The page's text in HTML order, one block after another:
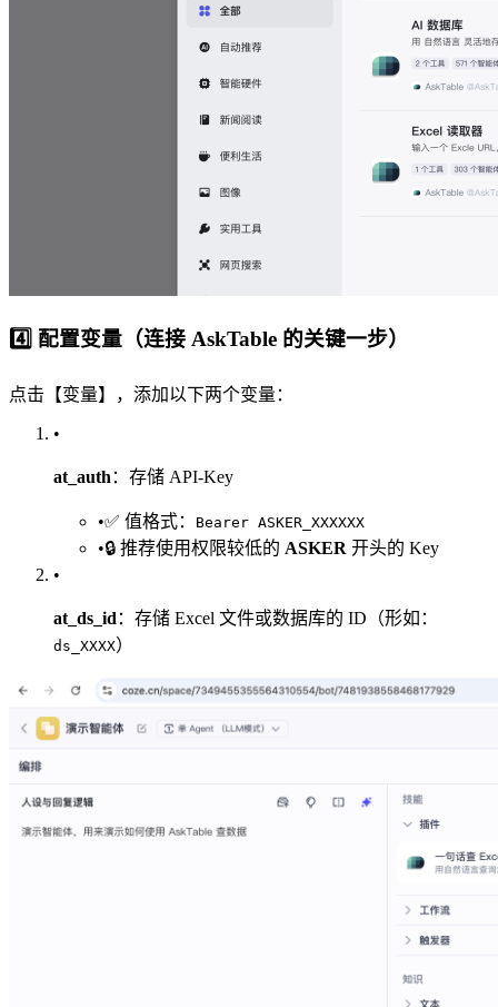
4️⃣ 配置变量（连接 AskTable 的关键一步）
点击【变量】，添加以下两个变量：
•
at_auth ：存储 API-Key
•✅ 值格式： Bearer ASKER_XXXXXX
•🔒 推荐使用权限较低的 ASKER 开头的 Key
•
at_ds_id ：存储 Excel 文件或数据库的 ID（形如：
ds_XXXX）